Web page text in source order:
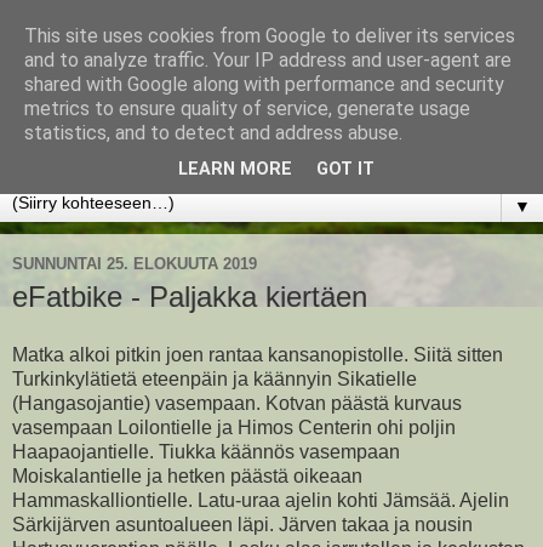
www.jyrkikokko.fi
Uusi Suunta - Jokainen hetki tarjoaa tilaisuuden muuttaa
▼
SUNNUNTAI 25. ELOKUUTA 2019
eFatbike - Paljakka kiertäen
Matka alkoi pitkin joen rantaa kansanopistolle. Siitä sitten
Turkinkylätietä eteenpäin ja käännyin Sikatielle
(Hangasojantie) vasempaan. Kotvan päästä kurvaus
vasempaan Loilontielle ja Himos Centerin ohi poljin
Haapaojantielle. Tiukka käännös vasempaan
Moiskalantielle ja hetken päästä oikeaan
Hammaskalliontielle. Latu-uraa ajelin kohti Jämsää. Ajelin
Särkijärven asuntoalueen läpi. Järven takaa ja nousin
This site uses cookies from Google to deliver its services
and to analyze traffic. Your IP address and user-agent are
shared with Google along with performance and security
metrics to ensure quality of service, generate usage
statistics, and to detect and address abuse.
LEARN MORE GOT IT